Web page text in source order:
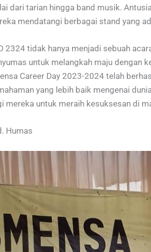
dari tarian hingga band musik.
mendatangi berbagai stand yang
2324 tidak hanya menjadi sebuah
untuk melangkah maju dengan
Career Day 2023-2024 telah
yang lebih baik mengenai
mereka untuk meraih kesuksesan di
Humas